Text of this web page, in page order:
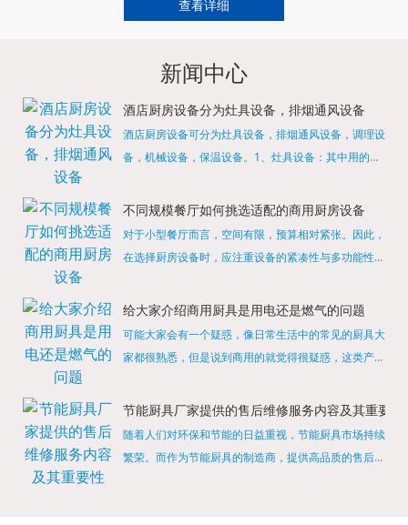
查看详细
新闻中心
酒店厨房设备分为灶具设备，排烟通风设备
酒店厨房设备可分为灶具设备，排烟通风设备，调理设
备，机械设备，保温设备。1、灶具设备：其中用的较
缺少的，经过相关检测证明的合格设备才能进行使用，
不同规模餐厅如何挑选适配的商用厨房设备
对于小型餐厅而言，空间有限，预算相对紧张。因此，
在选择厨房设备时，应注重设备的紧凑性与多功能性。
烹饪设备，既能节省空间，又能满足多样化的烹饪需
给大家介绍商用厨具是用电还是燃气的问题
可能大家会有一个疑惑，像日常生活中的常见的厨具大
家都很熟悉，但是说到商用的就觉得很疑惑，这类产品
店用的就是商用的吗?还真别说，真被大家猜对了，这
节能厨具厂家提供的售后维修服务内容及其重要性
随着人们对环保和节能的日益重视，节能厨具市场持续
繁荣。而作为节能厨具的制造商，提供高品质的售后维